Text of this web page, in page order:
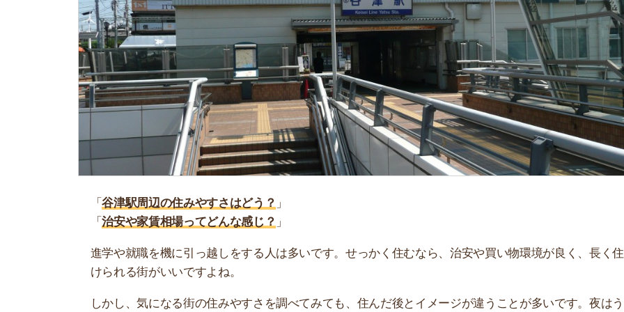
「谷津駅周辺の住みやすさはどう？」
「治安や家賃相場ってどんな感じ？」
けられる街がいいですよね。
しかし、気になる街の住みやすさを調べてみても、住んだ後とイメージが違うことが多いです。夜はうるさ
く落ち着けない、坂があって辛いということも…。
当記事では、谷津駅周辺の住みやすさについて解説しています！治安や家賃相場はもちろん、買い物環境や
「
不
部
紹
メ
門